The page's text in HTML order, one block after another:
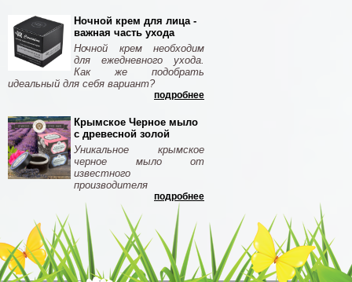
Ночной крем для лица -
важная часть ухода
Ночной крем необходим
для ежедневного ухода.
Как же подобрать
идеальный для себя вариант?
подробнее
Крымское Черное мыло
с древесной золой
Уникальное крымское
черное мыло от
известного
производителя
подробнее